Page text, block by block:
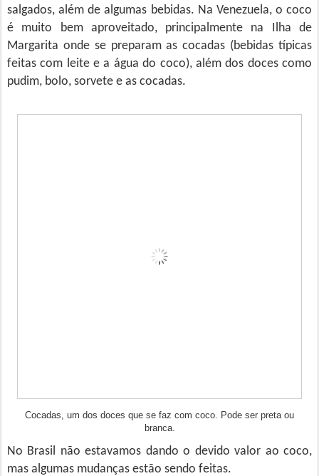
salgados, além de algumas bebidas. Na Venezuela, o coco
é muito bem aproveitado, principalmente na Ilha de
Margarita onde se preparam as cocadas (bebidas típicas
feitas com leite e a água do coco), além dos doces como
pudim, bolo, sorvete e as cocadas.
Cocadas, um dos doces que se faz com coco. Pode ser preta ou
branca.
No Brasil não estavamos dando o devido valor ao coco,
mas algumas mudanças estão sendo feitas.